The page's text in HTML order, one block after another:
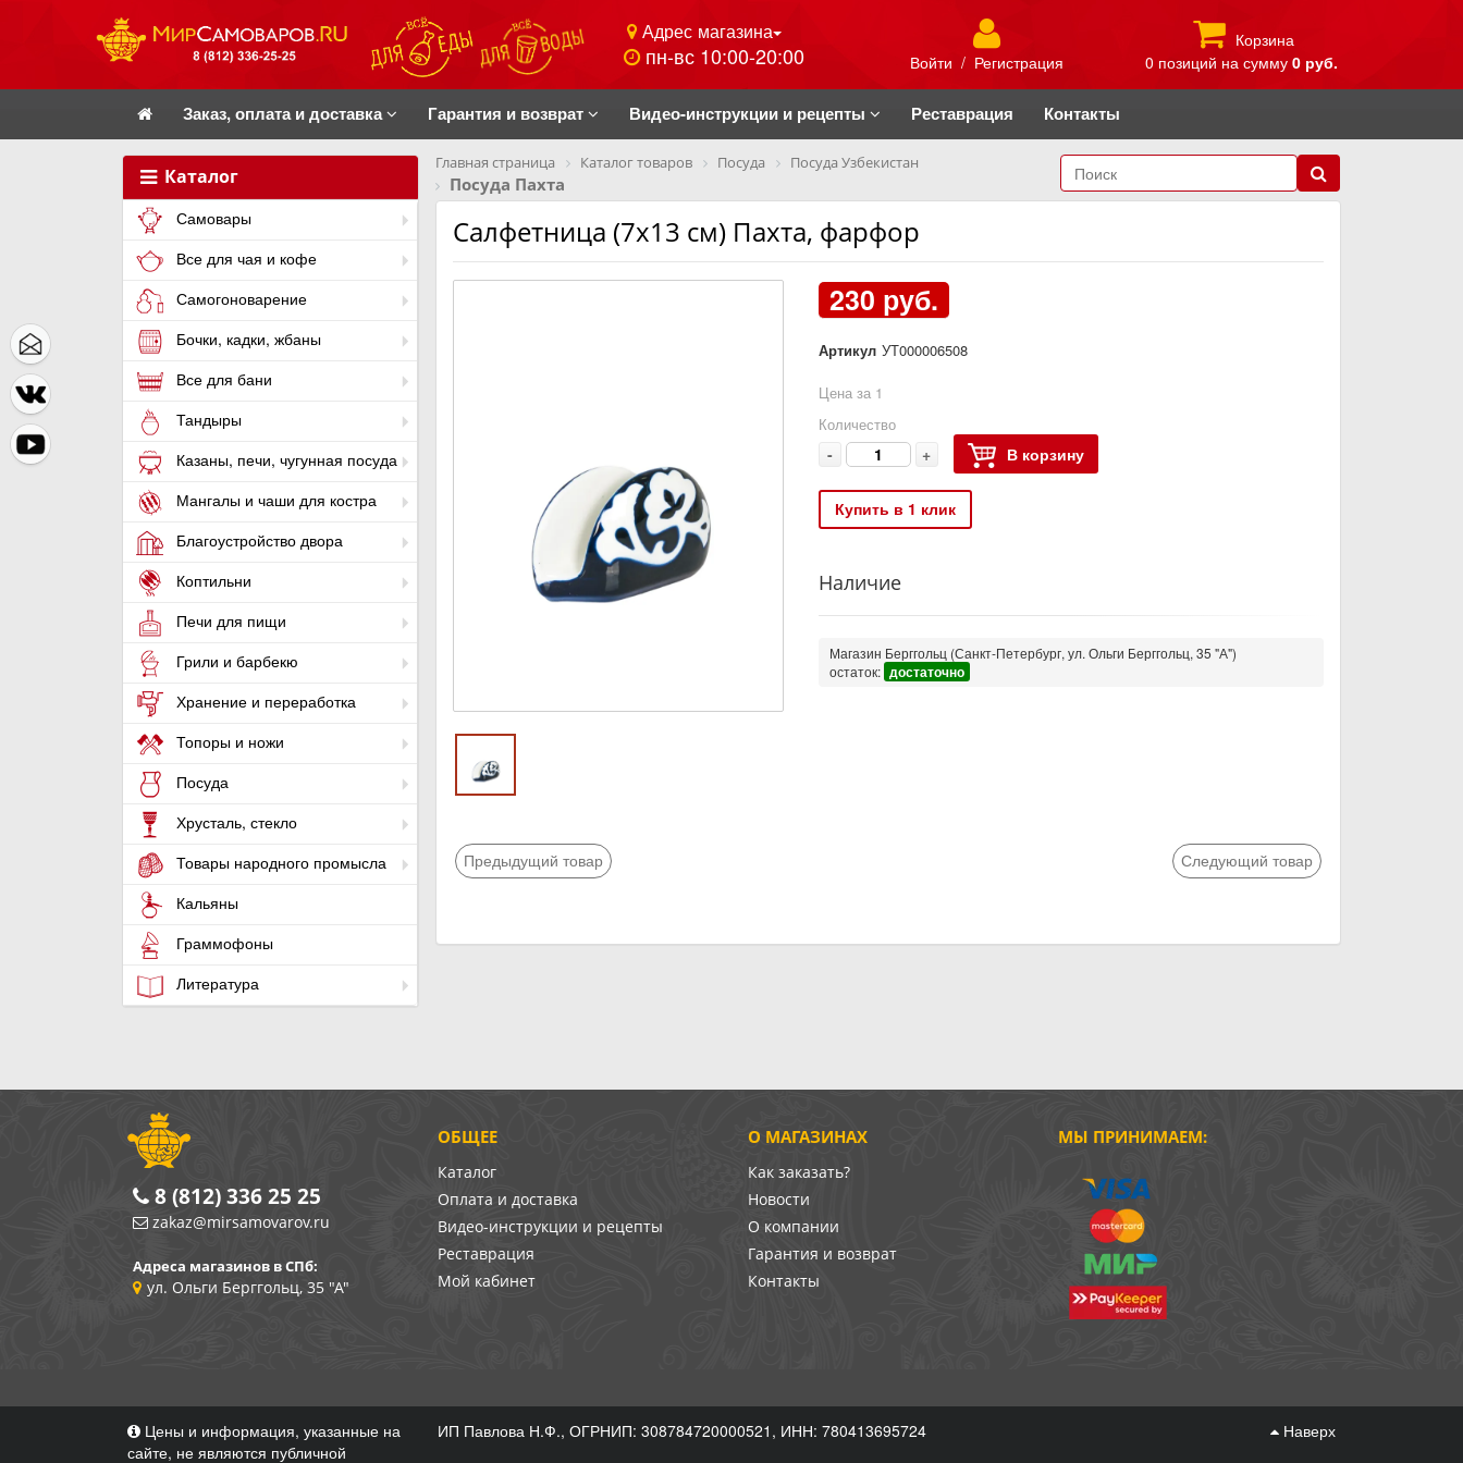
Адрес магазина
пн-вс 10:00-20:00 Войти / Регистрация
Корзина
0 позиций на сумму 0 руб.
Заказ, оплата и доставка Гарантия и возврат Видео-инструкции и рецепты Реставрация Контакты
Каталог
Самовары
Все для чая и кофе
Самогоноварение
Бочки, кадки, жбаны
Все для бани
Тандыры
Казаны, печи, чугунная посуда
Мангалы и чаши для костра
Благоустройство двора
Коптильни
Печи для пищи
Грили и барбекю
Хранение и переработка
Топоры и ножи
Посуда
Хрусталь, стекло
Товары народного промысла
Кальяны
Граммофоны
Литература
Главная страница Каталог товаров Посуда Посуда Узбекистан
Посуда Пахта
Салфетница (7х13 см) Пахта, фарфор
230 руб.
Артикул УТ000006508
Цена за 1
Количество
- + В корзину
Купить в 1 клик
Наличие
Магазин Берггольц (Санкт-Петербург, ул. Ольги Берггольц, 35 "А")
остаток: достаточно
Предыдущий товар Следующий товар
О МАГАЗИНАХ
Как заказать?
Новости
О компании
Гарантия и возврат
Контакты
ОБЩЕЕ
Каталог
Оплата и доставка
Видео-инструкции и рецепты
Реставрация
Мой кабинет
МЫ ПРИНИМАЕМ:
8 (812) 336 25 25
zakaz@mirsamovarov.ru
Адреса магазинов в СПб:
ул. Ольги Берггольц, 35 "А"
Цены и информация, указанные на
сайте, не являются публичной
ИП Павлова Н.Ф., ОГРНИП: 308784720000521, ИНН: 780413695724 Наверх